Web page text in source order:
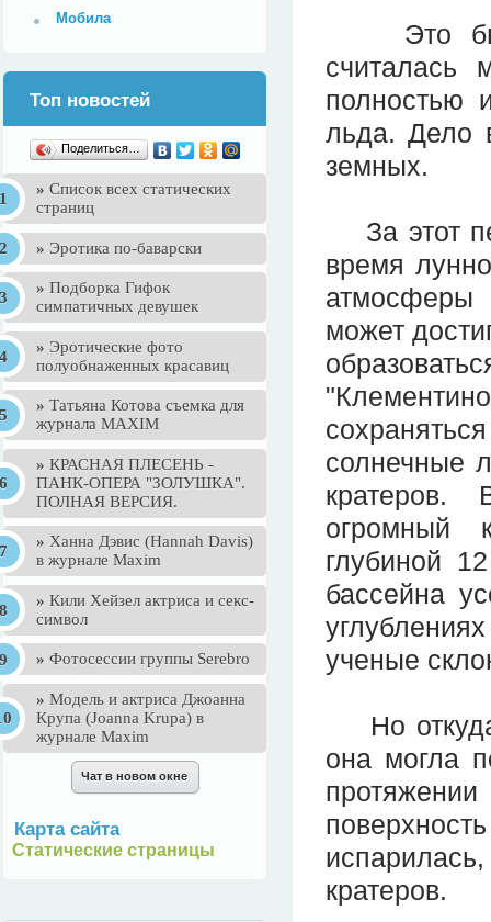
Это
считалась
полностью
льда. Дело
земных.
За этот
время
атмосферы
может
солнечные
огромный
глубиной
бассейна
ученые
Но откуда
она могла
кратеров.
Мобила
Топ новостей
Поделиться…
» Список всех статических
страниц
» Эротика по-баварски
» Подборка Гифок
симпатичных девушек
» Эротические фото
полуобнаженных красавиц
» Татьяна Котова съемка для
журнала MAXIM
» КРАСНАЯ ПЛЕСЕНЬ -
ПАНК-ОПЕРА "ЗОЛУШКА".
ПОЛНАЯ ВЕРСИЯ.
» Ханна Дэвис (Hannah Davis)
в журнале Maxim
» Кили Хейзел актриса и секс-
символ
» Фотосессии группы Serebro
» Mодель и актриса Джоанна
Крупа (Joanna Krupa) в
журнале Maxim
Карта сайта
Статические страницы